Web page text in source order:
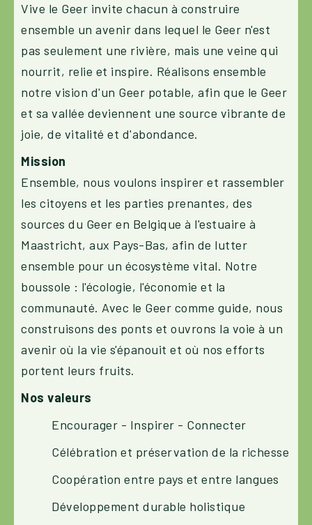
Vive le Geer invite chacun à construire
ensemble un avenir dans lequel le Geer n'est
pas seulement une rivière, mais une veine qui
nourrit, relie et inspire. Réalisons ensemble
notre vision d'un Geer potable, afin que le Geer
et sa vallée deviennent une source vibrante de
joie, de vitalité et d'abondance.
Mission
Ensemble, nous voulons inspirer et rassembler
les citoyens et les parties prenantes, des
sources du Geer en Belgique à l'estuaire à
Maastricht, aux Pays-Bas, afin de lutter
ensemble pour un écosystème vital. Notre
boussole : l'écologie, l'économie et la
communauté. Avec le Geer comme guide, nous
construisons des ponts et ouvrons la voie à un
avenir où la vie s'épanouit et où nos efforts
portent leurs fruits.
Nos valeurs
Encourager - Inspirer - Connecter
Célébration et préservation de la richesse
Coopération entre pays et entre langues
Développement durable holistique